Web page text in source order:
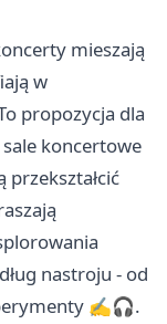
mieszają
w
propozycja dla
koncertowe
nastroju - od
✍️🎧.